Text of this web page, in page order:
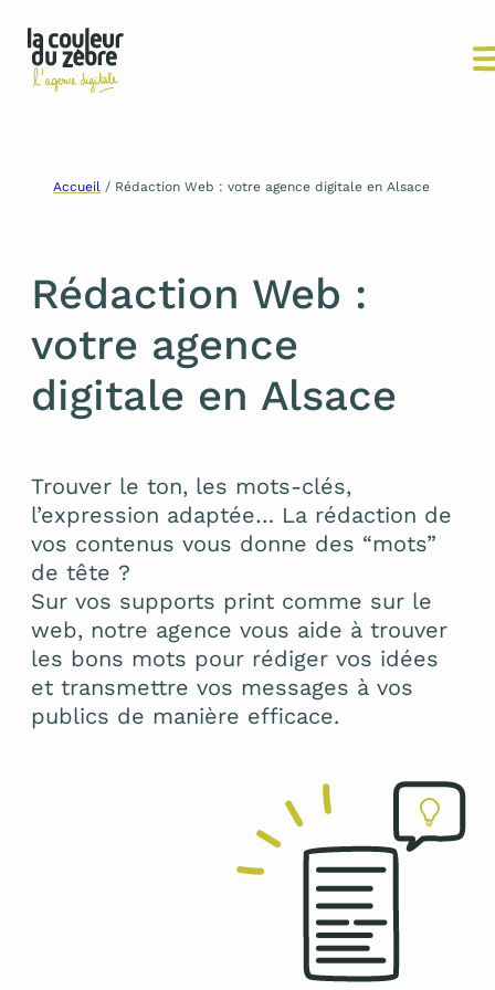
Accueil / Rédaction Web : votre agence digitale en Alsace
Rédaction Web :
votre agence
digitale en Alsace
Trouver le ton, les mots-clés,
l’expression adaptée… La rédaction de
vos contenus vous donne des “mots”
de tête ?
Sur vos supports print comme sur le
web, notre agence vous aide à trouver
les bons mots pour rédiger vos idées
et transmettre vos messages à vos
publics de manière efficace.